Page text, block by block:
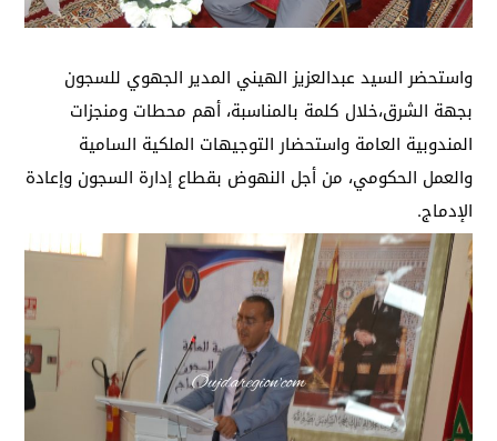
واستحضر السيد عبدالعزيز الهيني المدير الجهوي للسجون
بجهة الشرق،خلال كلمة بالمناسبة، أهم محطات ومنجزات
المندوبية العامة واستحضار التوجيهات الملكية السامية
والعمل الحكومي، من أجل النهوض بقطاع إدارة السجون وإعادة
الإدماج.